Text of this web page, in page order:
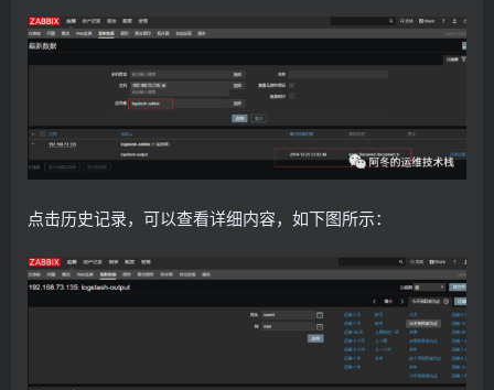
点击历史记录，可以查看详细内容，如下图所示：